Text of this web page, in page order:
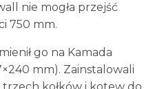
nie mogła przejść
750 mm.
go na Kamada
mm). Zainstalowali